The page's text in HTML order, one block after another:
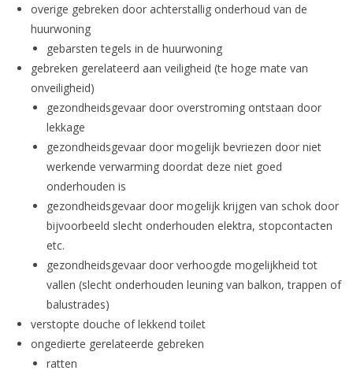
overige gebreken door achterstallig onderhoud van de
huurwoning
gebarsten tegels in de huurwoning
gebreken gerelateerd aan veiligheid (te hoge mate van
onveiligheid)
gezondheidsgevaar door overstroming ontstaan door
lekkage
gezondheidsgevaar door mogelijk bevriezen door niet
werkende verwarming doordat deze niet goed
onderhouden is
gezondheidsgevaar door mogelijk krijgen van schok door
bijvoorbeeld slecht onderhouden elektra, stopcontacten
etc.
gezondheidsgevaar door verhoogde mogelijkheid tot
vallen (slecht onderhouden leuning van balkon, trappen of
balustrades)
verstopte douche of lekkend toilet
ongedierte gerelateerde gebreken
ratten